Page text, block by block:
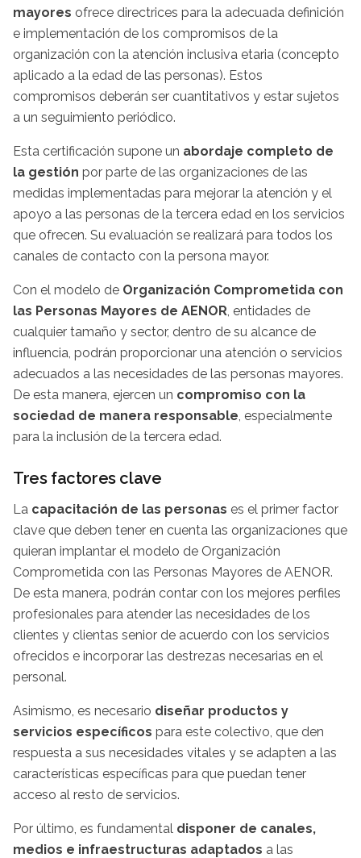
mayores ofrece directrices para la adecuada definición
e implementación de los compromisos de la
organización con la atención inclusiva etaria (concepto
aplicado a la edad de las personas). Estos
compromisos deberán ser cuantitativos y estar sujetos
a un seguimiento periódico.
Esta certificación supone un abordaje completo de
la gestión por parte de las organizaciones de las
medidas implementadas para mejorar la atención y el
apoyo a las personas de la tercera edad en los servicios
que ofrecen. Su evaluación se realizará para todos los
canales de contacto con la persona mayor.
Con el modelo de Organización Comprometida con
las Personas Mayores de AENOR, entidades de
cualquier tamaño y sector, dentro de su alcance de
influencia, podrán proporcionar una atención o servicios
adecuados a las necesidades de las personas mayores.
De esta manera, ejercen un compromiso con la
sociedad de manera responsable, especialmente
para la inclusión de la tercera edad.
Tres factores clave
La capacitación de las personas es el primer factor
clave que deben tener en cuenta las organizaciones que
quieran implantar el modelo de Organización
Comprometida con las Personas Mayores de AENOR.
De esta manera, podrán contar con los mejores perfiles
profesionales para atender las necesidades de los
clientes y clientas senior de acuerdo con los servicios
ofrecidos e incorporar las destrezas necesarias en el
personal.
Asimismo, es necesario diseñar productos y
servicios específicos para este colectivo, que den
respuesta a sus necesidades vitales y se adapten a las
características específicas para que puedan tener
acceso al resto de servicios.
Por último, es fundamental disponer de canales,
medios e infraestructuras adaptados a las